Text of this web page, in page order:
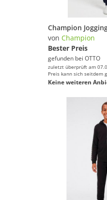
von Champion
Bester Preis
gefunden bei OTTO
zuletzt überprüft am
Preis kann sich seitdem
Keine weiteren